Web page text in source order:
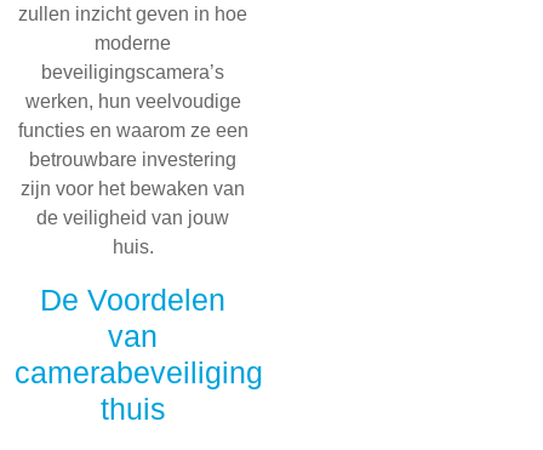
zullen inzicht geven in hoe
moderne
beveiligingscamera’s
werken, hun veelvoudige
functies en waarom ze een
betrouwbare investering
zijn voor het bewaken van
de veiligheid van jouw
huis.
De Voordelen
van
camerabeveiliging
thuis